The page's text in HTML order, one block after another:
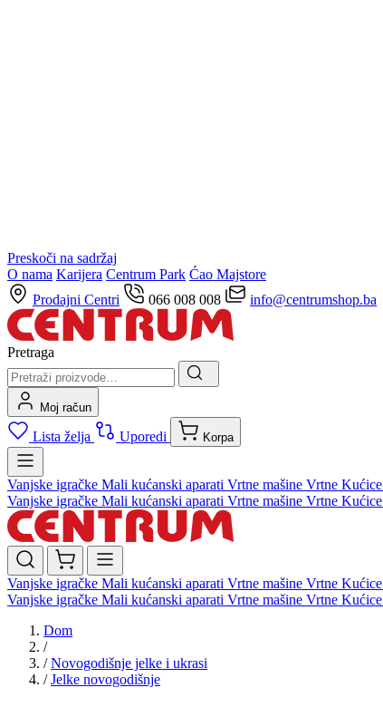
Preskoči na sadržaj
O nama Karijera Centrum Park Ćao Majstore
Prodajni Centri
066 008 008 info@centrumshop.ba
Pretraga
Moj račun
Lista želja Uporedi Korpa
Vanjske igračke Mali kućanski aparati Vrtne mašine Vrtne Kućice
Vanjske igračke Mali kućanski aparati Vrtne mašine Vrtne Kućice
Vanjske igračke Mali kućanski aparati Vrtne mašine Vrtne Kućice
Vanjske igračke Mali kućanski aparati Vrtne mašine Vrtne Kućice
Dom
/
/ Novogodišnje jelke i ukrasi
/ Jelke novogodišnje